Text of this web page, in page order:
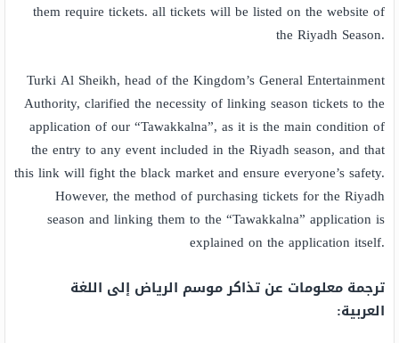
them require tickets. all tickets will be listed on the website of
the Riyadh Season.
Turki Al Sheikh, head of the Kingdom’s General Entertainment
Authority, clarified the necessity of linking season tickets to the
application of our “Tawakkalna”, as it is the main condition of
the entry to any event included in the Riyadh season, and that
this link will fight the black market and ensure everyone’s safety.
However, the method of purchasing tickets for the Riyadh
season and linking them to the “Tawakkalna” application is
explained on the application itself.
ترجمة معلومات عن تذاكر موسم الرياض إلى اللغة
العربية: